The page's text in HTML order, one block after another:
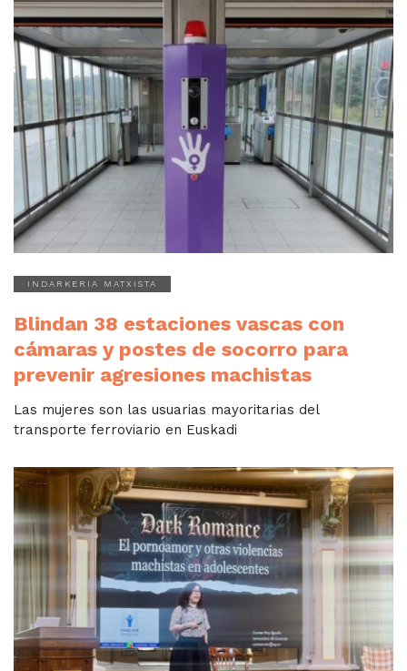
INDARKERIA MATXISTA
Blindan 38 estaciones vascas con
cámaras y postes de socorro para
prevenir agresiones machistas
Las mujeres son las usuarias mayoritarias del
transporte ferroviario en Euskadi